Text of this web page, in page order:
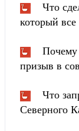
Что
который все
Почему
призыв в
Что
Северного